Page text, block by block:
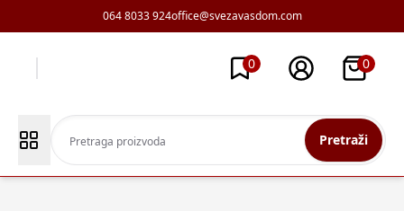
064 8033 924office@svezavasdom.com
0 0
Pretraži